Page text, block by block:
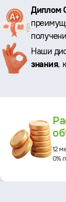
Диплом
Наши
знания,
12
0%